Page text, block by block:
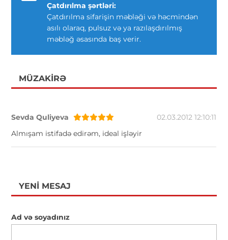
Çatdırılma şərtləri:
Çatdırılma sifarişin məbləği və həcmindən
asılı olaraq, pulsuz və ya razılaşdırılmış
məbləğ əsasında baş verir.
MÜZAKIRƏ
Sevda Quliyeva
02.03.2012 12:10:11
Almışam istifadə edirəm, ideal işləyir
YENI MESAJ
Ad və soyadınız